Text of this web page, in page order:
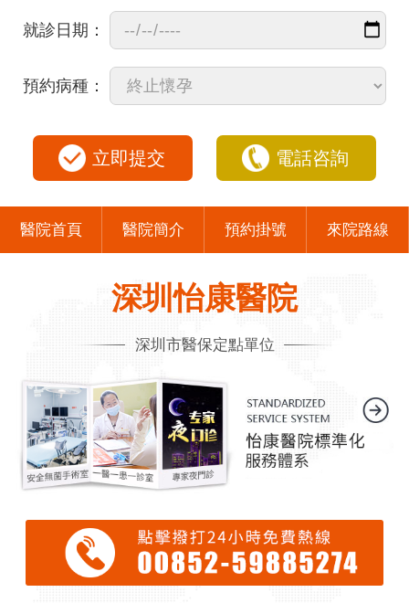
就診日期：
預約病種：
立即提交 電話咨詢
醫院首頁 醫院簡介 預約掛號 來院路線
深圳怡康醫院
深圳市醫保定點單位